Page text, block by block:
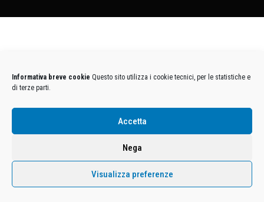
Informativa breve cookie Questo sito utilizza i cookie tecnici, per le statistiche e
di terze parti.
Accetta
Nega
Visualizza preferenze